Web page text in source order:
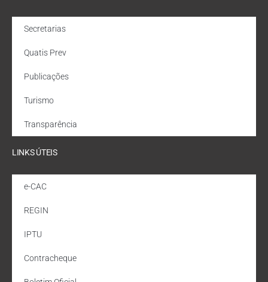
Secretarias
Quatis Prev
Publicações
Turismo
Transparência
LINKS ÚTEIS
e-CAC
REGIN
IPTU
Contracheque